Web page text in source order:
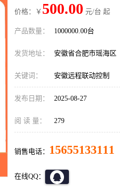
价格：￥ 500.00 元/台 起
产品数量： 1000000.00台
发货地址： 安徽省合肥市瑶海区
关键词： 安徽远程联动控制
发布日期： 2025-08-27
阅 读 量： 279
销售电话： 15655133111
在线QQ：